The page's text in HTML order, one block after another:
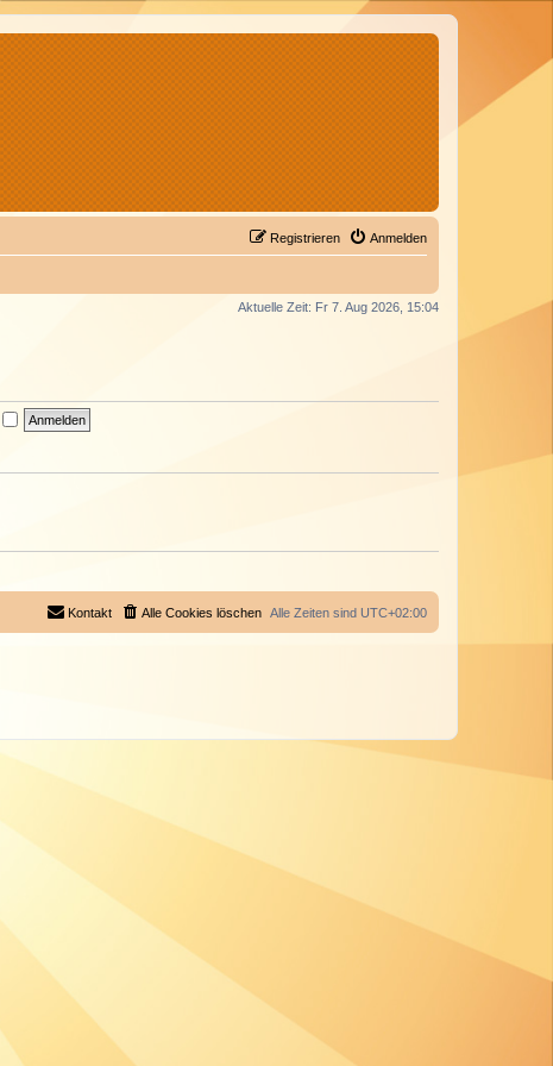
Anmelden
Registrieren
Aktuelle Zeit: Fr 7. Aug 2026, 15:04
Alle Zeiten sind UTC+02:00
Alle Cookies löschen
Kontakt